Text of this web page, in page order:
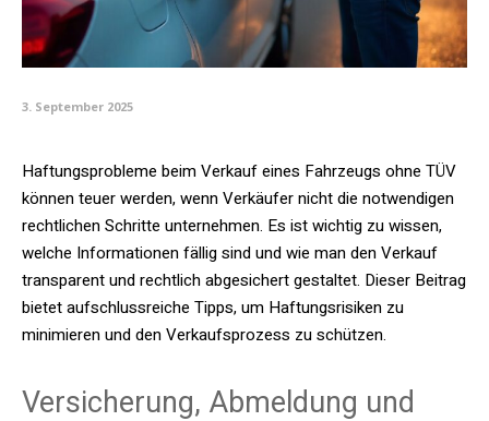
3. September 2025
Haftungsprobleme beim Verkauf eines Fahrzeugs ohne TÜV
können teuer werden, wenn Verkäufer nicht die notwendigen
rechtlichen Schritte unternehmen. Es ist wichtig zu wissen,
welche Informationen fällig sind und wie man den Verkauf
transparent und rechtlich abgesichert gestaltet. Dieser Beitrag
bietet aufschlussreiche Tipps, um Haftungsrisiken zu
minimieren und den Verkaufsprozess zu schützen.
Versicherung, Abmeldung und